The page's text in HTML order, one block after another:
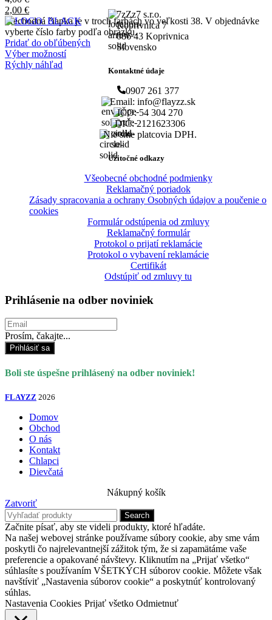
2,00 €
Prechodná čiapka je v troch farbách vo veľkosti 38. V objednávke
vyberte číslo farby podľa obrázku.
Pridať do obľúbených
Výber možností
Rýchly náhľad
7zZz7 s.r.o.
Koprivnica 7
086 43 Koprivnica
Slovensko
Kontaktné údaje
0907 261 377
Email: info@flayzz.sk
IČO: 54 304 270
DIČ: 2121623306
Nie sme platcovia DPH.
Užitočné odkazy
Všeobecné obchodné podmienky
Reklamačný poriadok
Zásady spracovania a ochrany Osobných údajov a poučenie o
cookies
Formulár odstúpenia od zmluvy
Reklamačný formulár
Protokol o prijatí reklamácie
Protokol o vybavení reklamácie
Certifikát
Odstúpiť od zmluvy tu
Prihlásenie na odber noviniek
Prosím, čakajte...
Prihlásiť sa
Boli ste úspešne prihlásený na odber noviniek!
FLAYZZ 2026
Domov
Obchod
O nás
Kontakt
Chlapci
Dievčatá
Nákupný košík
Zatvoriť
Search
Začnite písať, aby ste videli produkty, ktoré hľadáte.
Na našej webovej stránke používame súbory cookie, aby sme vám
poskytli čo najrelevantnejší zážitok tým, že si zapamätáme vaše
preferencie a opakované návštevy. Kliknutím na „Prijať všetko“
súhlasíte s používaním VŠETKÝCH súborov cookie. Môžete však
navštíviť „Nastavenia súborov cookie“ a poskytnúť kontrolovaný
súhlas.
Nastavenia Cookies Prijať všetko Odmietnuť